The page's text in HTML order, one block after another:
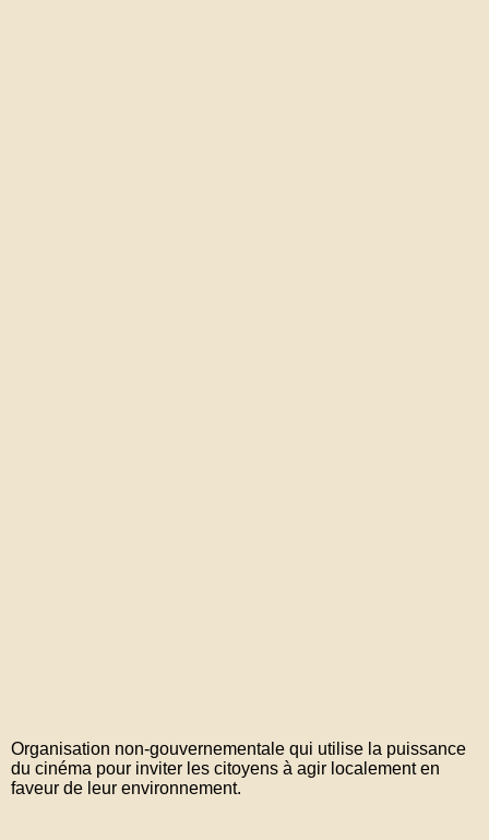
Organisation non-gouvernementale qui utilise la puissance
du cinéma pour inviter les citoyens à agir localement en
faveur de leur environnement.